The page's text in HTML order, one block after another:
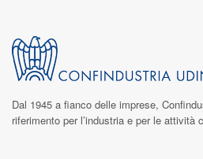
Dal 1945 a fianco delle imprese,
riferimento per l’industria e per le attività